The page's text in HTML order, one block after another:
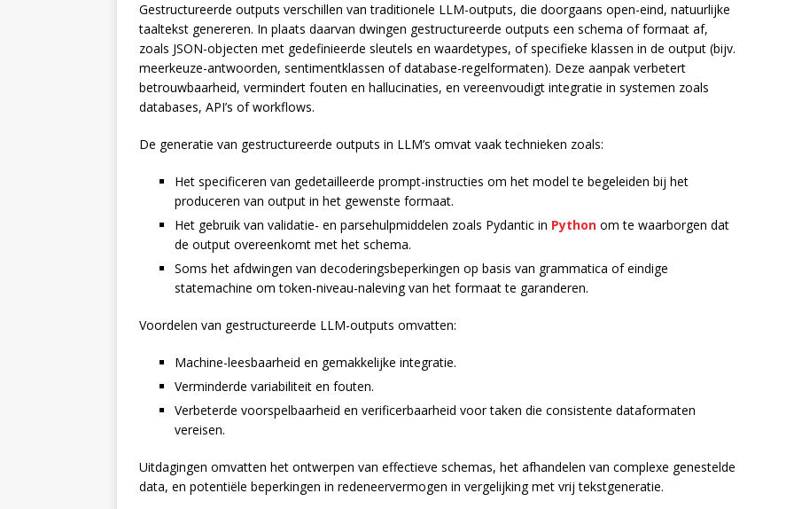
Gestructureerde outputs verschillen van traditionele LLM-outputs, die doorgaans open-eind, natuurlijke
taaltekst genereren. In plaats daarvan dwingen gestructureerde outputs een schema of formaat af,
zoals JSON-objecten met gedefinieerde sleutels en waardetypes, of specifieke klassen in de output (bijv.
meerkeuze-antwoorden, sentimentklassen of database-regelformaten). Deze aanpak verbetert
betrouwbaarheid, vermindert fouten en hallucinaties, en vereenvoudigt integratie in systemen zoals
databases, API’s of workflows.
De generatie van gestructureerde outputs in LLM’s omvat vaak technieken zoals:
Het specificeren van gedetailleerde prompt-instructies om het model te begeleiden bij het
produceren van output in het gewenste formaat.
Het gebruik van validatie- en parsehulpmiddelen zoals Pydantic in Python om te waarborgen dat
de output overeenkomt met het schema.
Soms het afdwingen van decoderingsbeperkingen op basis van grammatica of eindige
statemachine om token-niveau-naleving van het formaat te garanderen.
Voordelen van gestructureerde LLM-outputs omvatten:
Machine-leesbaarheid en gemakkelijke integratie.
Verminderde variabiliteit en fouten.
Verbeterde voorspelbaarheid en verificerbaarheid voor taken die consistente dataformaten
vereisen.
Uitdagingen omvatten het ontwerpen van effectieve schemas, het afhandelen van complexe genestelde
data, en potentiële beperkingen in redeneervermogen in vergelijking met vrij tekstgeneratie.